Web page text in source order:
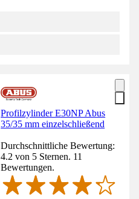
Profilzylinder E30NP Abus
35/35 mm einzelschließend
Durchschnittliche Bewertung:
4.2 von 5 Sternen. 11
Bewertungen.